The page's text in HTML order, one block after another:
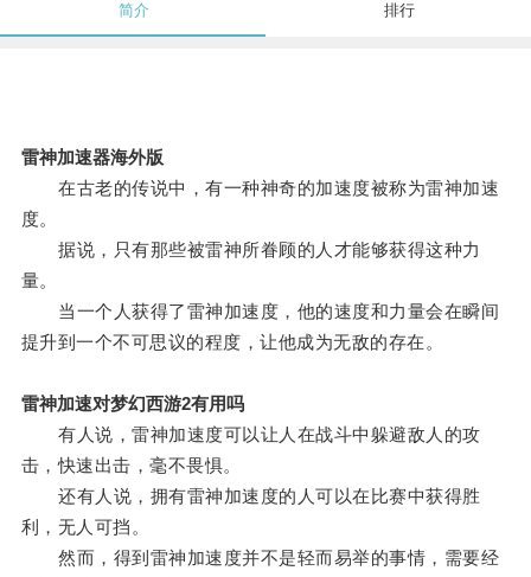
简介 排行
雷神加速器海外版
在古老的传说中，有一种神奇的加速度被称为雷神加速
度。
据说，只有那些被雷神所眷顾的人才能够获得这种力
量。
当一个人获得了雷神加速度，他的速度和力量会在瞬间
提升到一个不可思议的程度，让他成为无敌的存在。
雷神加速对梦幻西游2有用吗
有人说，雷神加速度可以让人在战斗中躲避敌人的攻
击，快速出击，毫不畏惧。
还有人说，拥有雷神加速度的人可以在比赛中获得胜
利，无人可挡。
然而，得到雷神加速度并不是轻而易举的事情，需要经